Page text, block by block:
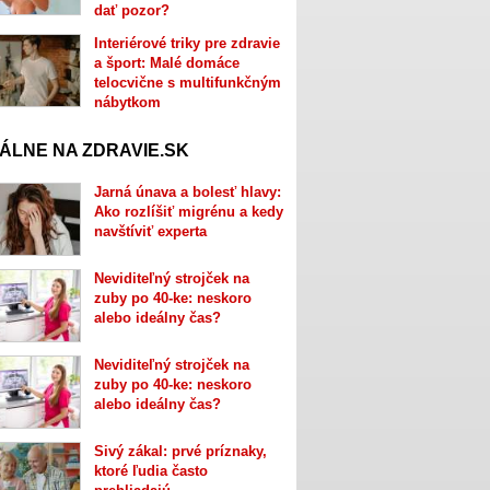
dať pozor?
Interiérové triky pre zdravie
a šport: Malé domáce
telocvične s multifunkčným
nábytkom
NA ZDRAVIE.SK
Jarná únava a bolesť hlavy:
Ako rozlíšiť migrénu a kedy
navštíviť experta
Neviditeľný strojček na
zuby po 40-ke: neskoro
alebo ideálny čas?
Neviditeľný strojček na
zuby po 40-ke: neskoro
alebo ideálny čas?
Sivý zákal: prvé príznaky,
ktoré ľudia často